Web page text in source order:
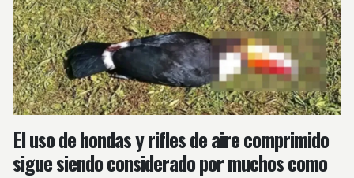
El uso de hondas y rifles de aire comprimido
sigue siendo considerado por muchos como